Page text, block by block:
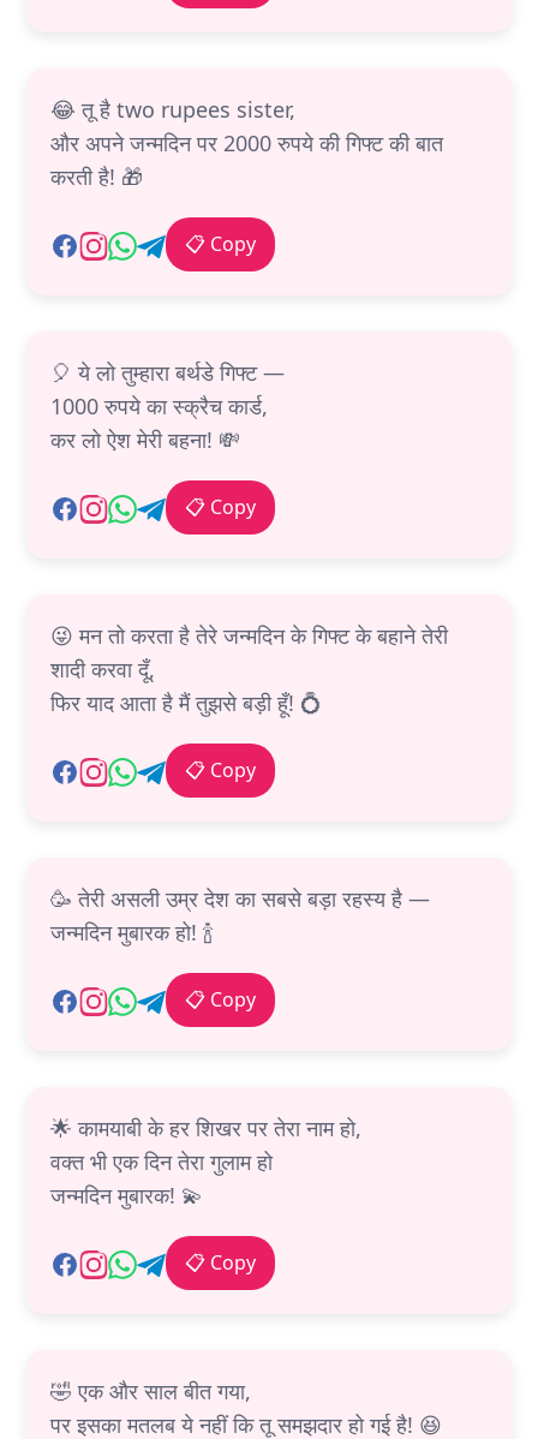
😂 तू है two rupees sister,
और अपने जन्मदिन पर 2000 रुपये की गिफ्ट की बात
करती है! 🎁
📋 Copy
🎈 ये लो तुम्हारा बर्थडे गिफ्ट —
1000 रुपये का स्क्रैच कार्ड,
कर लो ऐश मेरी बहना! 💸
📋 Copy
😜 मन तो करता है तेरे जन्मदिन के गिफ्ट के बहाने तेरी
शादी करवा दूँ,
फिर याद आता है मैं तुझसे बड़ी हूँ! 💍
📋 Copy
🥳 तेरी असली उम्र देश का सबसे बड़ा रहस्य है —
जन्मदिन मुबारक हो! 🍾
📋 Copy
🌟 कामयाबी के हर शिखर पर तेरा नाम हो,
वक्त भी एक दिन तेरा गुलाम हो
जन्मदिन मुबारक! 💫
📋 Copy
🤣 एक और साल बीत गया,
पर इसका मतलब ये नहीं कि तू समझदार हो गई है! 😆